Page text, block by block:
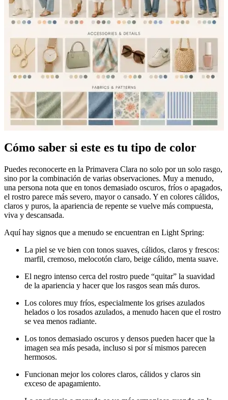
Cómo saber si este es tu tipo de color
Puedes reconocerte en la Primavera Clara no solo por un solo rasgo,
sino por la combinación de varias observaciones. Muy a menudo,
una persona nota que en tonos demasiado oscuros, fríos o apagados,
el rostro parece más severo, mayor o cansado. Y en colores cálidos,
claros y puros, la apariencia de repente se vuelve más compuesta,
viva y descansada.
Aquí hay signos que a menudo se encuentran en Light Spring:
La piel se ve bien con tonos suaves, cálidos, claros y frescos:
marfil, cremoso, melocotón claro, beige cálido, menta suave.
El negro intenso cerca del rostro puede “quitar” la suavidad
de la apariencia y hacer que los rasgos sean más duros.
Los colores muy fríos, especialmente los grises azulados
helados o los rosados azulados, a menudo hacen que el rostro
se vea menos radiante.
Los tonos demasiado oscuros y densos pueden hacer que la
imagen sea más pesada, incluso si por sí mismos parecen
hermosos.
Funcionan mejor los colores claros, cálidos y claros sin
exceso de apagamiento.